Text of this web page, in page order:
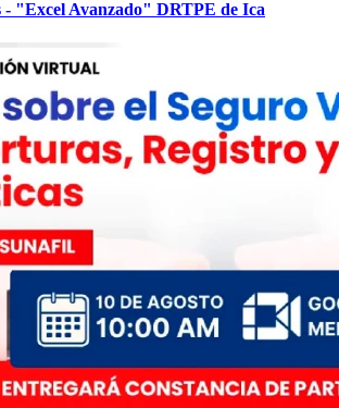
- "Excel Avanzado" DRTPE de Ica